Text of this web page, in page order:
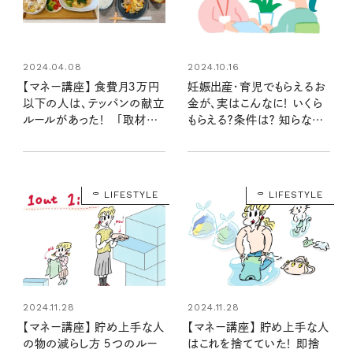
2024.04.08
【マネー講座】 食費月３万円
以下の人は、テッパンの献立
ルールがあった！ 「取材歴
見た！⑥」
2024.10.16
妊娠出産・育児でもらえるお
金が、実はこんなに！ いくら
もらえる？条件は？ 知らない
【マネー講座】
LIFESTYLE
2024.11.28
【マネー講座】 貯め上手な人
の物の減らし方 ５つのルー
LIFESTYLE
2024.11.28
【マネー講座】 貯め上手な人
はこれを捨てていた！ 即捨